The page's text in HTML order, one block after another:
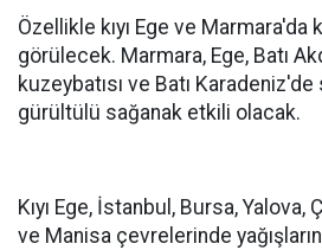
Özellikle kıyı Ege ve Marmara'da
görülecek. Marmara, Ege, Batı
kuzeybatısı ve Batı
gürültülü sağanak etkili olacak.
Kıyı Ege, İstanbul, Bursa, Yalova,
ve Manisa çevrelerinde